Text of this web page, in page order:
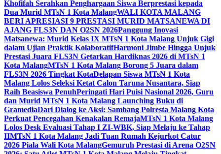
Khofifah Serahkan Penghargaan Siswa Berprestasi kepada
Dua Murid MTsN 1 Kota MalangWALI KOTA MALANG
BERI APRESIASI 9 PRESTASI MURID MATSANEWA DI
AJANG FLS3N DAN O2SN 2026Panggung Inovasi
Matsanewa: Murid Kelas IX MTsN 1 Kota Malang Unjuk Gigi
dalam Ujian Praktik KolaboratifHarmoni Jimbe Hingga Unjuk
Prestasi Juara FLS3N Getarkan Hardiknas 2026 di MTsN 1
Kota MalangMTsN 1 Kota Malang Borong 5 Juara dalam
FLS3N 2026 Tingkat KotaDelapan Siswa MTsN 1 Kota
Malang Lolos Seleksi Ketat Calon Taruna Nusantara, Siap
Raih Beasiswa PenuhPeringati Hari Puisi Nasional 2026, Guru
dan Murid MTsN 1 Kota Malang Launching Buku di
GramediaDari Dialog ke Aksi: Sambang Polresta Malang Kota
Perkuat Pencegahan Kenakalan RemajaMTsN 1 Kota Malang
Lolos Desk Evaluasi Tahap I ZI-WBK, Siap Melaju ke Tahap
IIMTsN 1 Kota Malang Jadi Tuan Rumah Kejurkot Catur
2026 Piala Wali Kota MalangGemuruh Prestasi di Arena O2SN